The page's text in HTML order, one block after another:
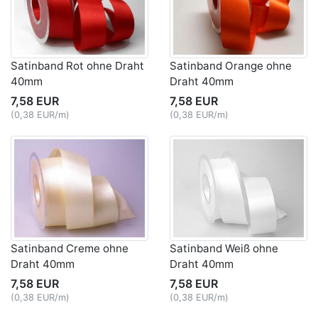
Satinband Rot ohne Draht
40mm
7,58 EUR
(0,38 EUR/m)
Satinband Orange ohne
Draht 40mm
7,58 EUR
(0,38 EUR/m)
Satinband Creme ohne
Draht 40mm
7,58 EUR
(0,38 EUR/m)
Satinband Weiß ohne
Draht 40mm
7,58 EUR
(0,38 EUR/m)